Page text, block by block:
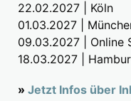
22.02.2027 | Köln
01.03.2027 |
09.03.2027 | Online
18.03.2027 |
» Jetzt Infos über